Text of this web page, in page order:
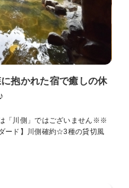
)
ー♪
♪
す)
します!お早めにご連絡くださ
片道7分ほどです。
抱かれた宿で癒しの休
「川側」ではございません※※
ード】川側確約☆3種の貸切風